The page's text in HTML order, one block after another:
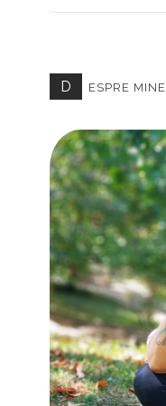
D ESPRE MINE